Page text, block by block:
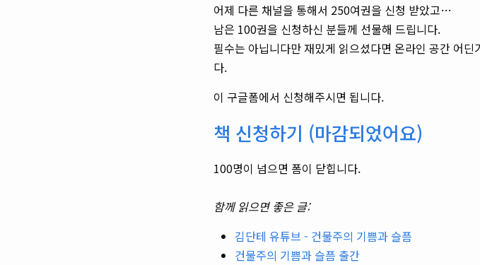
어제 다른 채널을 통해서 250여권을 신청 받았고…
남은 100권을 신청하신 분들께 선물해 드립니다.
필수는 아닙니다만 재밌게 읽으셨다면 온라인 공간 어
다.
이 구글폼에서 신청해주시면 됩니다.
책 신청하기 (마감되었어요)
100명이 넘으면 폼이 닫힙니다.
함께 읽으면 좋은 글:
김단테 유튜브 - 건물주의 기쁨과 슬픔
건물주의 기쁨과 슬픔 출간